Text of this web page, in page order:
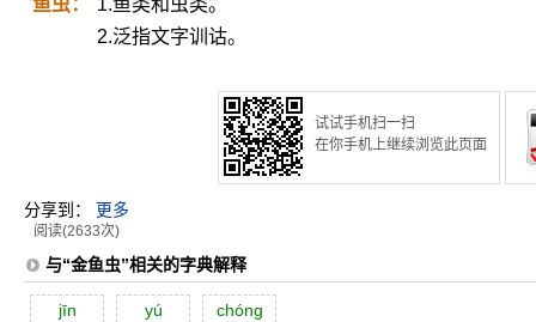
鱼虫：
1.鱼类和虫类。
2.泛指文字训诂。
试试手机扫一扫
在你手机上继续浏览此页面
分享到： 更多
阅读(2633次)
与“金鱼虫”相关的字典解释
jīn yú chóng